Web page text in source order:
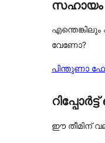
സഹായം
വേണോ?
പിന്തുണാ
ഈ തീമിന്